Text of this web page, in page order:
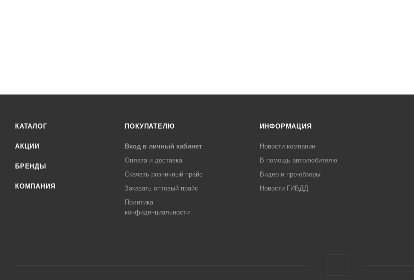
КАТАЛОГ
АКЦИИ
БРЕНДЫ
КОМПАНИЯ
ПОКУПАТЕЛЮ
Вход в личный кабинет
Оплата и доставка
Скачать розничный прайс
Заказать оптовый прайс
Политика
конфиденциальности
ИНФОРМАЦИЯ
Новости компании
В помощь автолюбителю
Видео и про-обзоры
Новости ГИБДД